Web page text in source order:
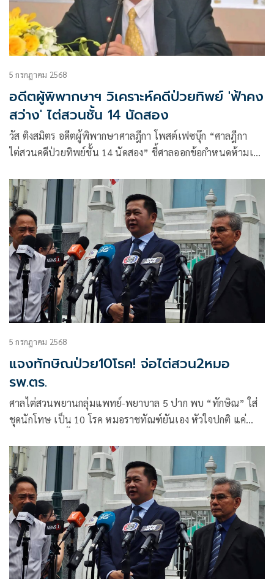
5 กรกฎาคม 2568
อดีตผู้พิพากษาฯ วิเคราะห์คดีป่วยทิพย์ 'ฟ้าคง
สว่าง' ไต่สวนชั้น 14 นัดสอง
วัส ติงสมิตร อดีตผู้พิพากษาศาลฎีกา โพสต์เฟซบุ๊ก “ศาลฎีกา
ไต่สวนคดีป่วยทิพย์ชั้น 14 นัดสอง” ชี้ศาลออกข้อกำหนดห้ามเผย
ข้อแตกต่างระหว่างระบบกล่าวหา-ระบบไต่สวน ย้ำ “อดใจรออีก
ไม่นานฟ้าคงสว่าง”
5 กรกฎาคม 2568
แจงทักษิณป่วย10โรค! จ่อไต่สวน2หมอ
รพ.ตร.
ศาลไต่สวนพยานกลุ่มแพทย์-พยาบาล 5 ปาก พบ “ทักษิณ” ใส่
ชุดนักโทษ เป็น 10 โรค หมอราชทัณฑ์ยันเอง หัวใจปกติ แค่
พยาบาลบอก